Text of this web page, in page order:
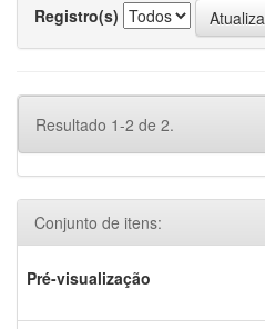
Registro(s)
Resultado 1-2 de 2.
Conjunto de itens:
Pré-visualização